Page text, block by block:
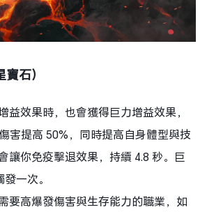
石）
益效果時，也會獲得巨力增益效果，
害提高 50%，同時提高自身體型與技
讓你免疫擊退效果，持續 4.8 秒。巨
一次。
要高爆發傷害與生存能力的職業，如